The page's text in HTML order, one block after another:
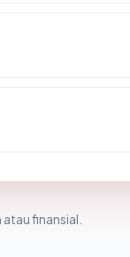
finansial.